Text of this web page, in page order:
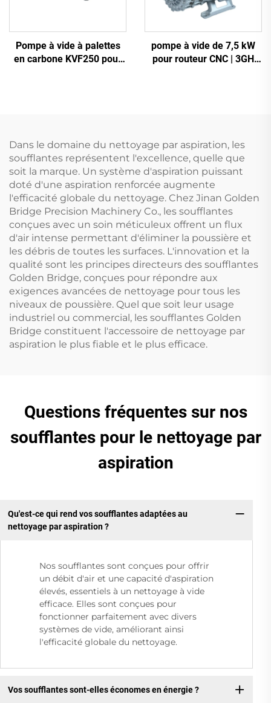
Pompe à vide à palettes
en carbone KVF250 pour
pompe à vide de 7,5 kW
pour routeur CNC | 3GH
Dans le domaine du nettoyage par aspiration, les
soufflantes représentent l'excellence, quelle que
soit la marque. Un système d'aspiration puissant
doté d'une aspiration renforcée augmente
l'efficacité globale du nettoyage. Chez Jinan Golden
Bridge Precision Machinery Co., les soufflantes
conçues avec un soin méticuleux offrent un flux
d'air intense permettant d'éliminer la poussière et
les débris de toutes les surfaces. L'innovation et la
qualité sont les principes directeurs des soufflantes
Golden Bridge, conçues pour répondre aux
exigences avancées de nettoyage pour tous les
niveaux de poussière. Quel que soit leur usage
industriel ou commercial, les soufflantes Golden
Bridge constituent l'accessoire de nettoyage par
aspiration le plus fiable et le plus efficace.
Questions fréquentes sur nos
soufflantes pour le nettoyage par
aspiration
Qu'est-ce qui rend vos soufflantes adaptées au
nettoyage par aspiration ?
Nos soufflantes sont conçues pour offrir
un débit d'air et une capacité d'aspiration
élevés, essentiels à un nettoyage à vide
efficace. Elles sont conçues pour
fonctionner parfaitement avec divers
systèmes de vide, améliorant ainsi
l'efficacité globale du nettoyage.
Vos soufflantes sont-elles économes en énergie ?